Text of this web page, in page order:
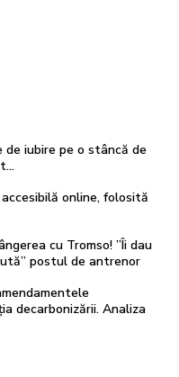
iubire pe o stâncă de
online, folosită
cu Tromso! ”Îi dau
postul de antrenor
decarbonizării. Analiza